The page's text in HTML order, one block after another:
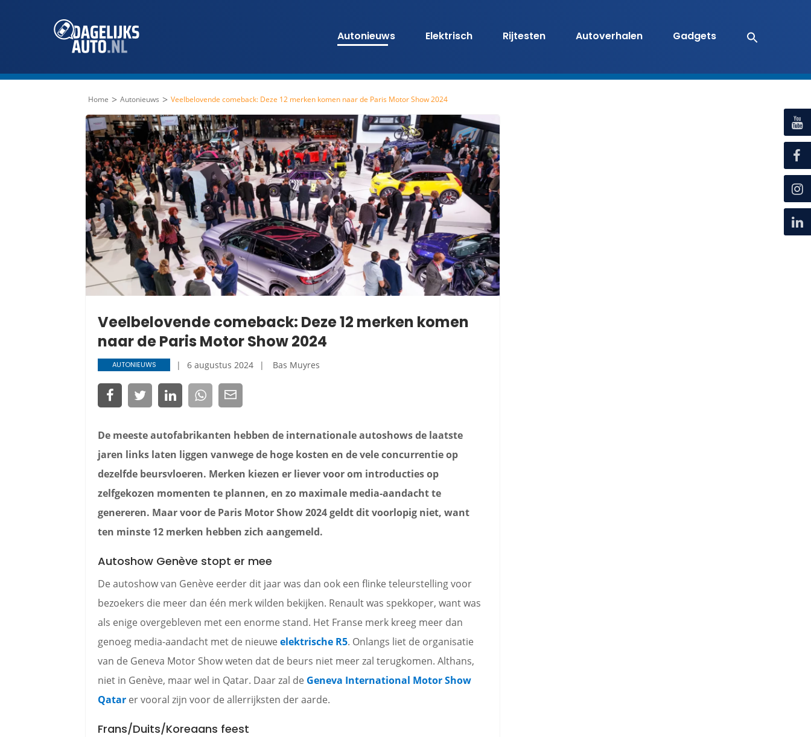
Autonieuws Elektrisch Rijtesten Autoverhalen Gadgets
Home > Autonieuws > Veelbelovende comeback: Deze 12 merken komen naar de Paris Motor Show 2024
Veelbelovende comeback: Deze 12 merken komen
naar de Paris Motor Show 2024
AUTONIEUWS 6 augustus 2024 Bas Muyres
De meeste autofabrikanten hebben de internationale autoshows de laatste
jaren links laten liggen vanwege de hoge kosten en de vele concurrentie op
dezelfde beursvloeren. Merken kiezen er liever voor om introducties op
zelfgekozen momenten te plannen, en zo maximale media-aandacht te
genereren. Maar voor de Paris Motor Show 2024 geldt dit voorlopig niet, want
ten minste 12 merken hebben zich aangemeld.
Autoshow Genève stopt er mee
De autoshow van Genève eerder dit jaar was dan ook een flinke teleurstelling voor
bezoekers die meer dan één merk wilden bekijken. Renault was spekkoper, want was
als enige overgebleven met een enorme stand. Het Franse merk kreeg meer dan
genoeg media-aandacht met de nieuwe elektrische R5. Onlangs liet de organisatie
van de Geneva Motor Show weten dat de beurs niet meer zal terugkomen. Althans,
niet in Genève, maar wel in Qatar. Daar zal de Geneva International Motor Show
Qatar er vooral zijn voor de allerrijksten der aarde.
Frans/Duits/Koreaans feest